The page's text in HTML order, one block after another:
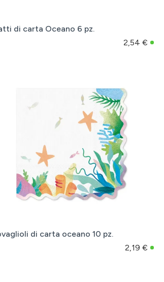
di carta Oceano 6 pz.
2,54 €
di carta oceano 10 pz.
2,19 €